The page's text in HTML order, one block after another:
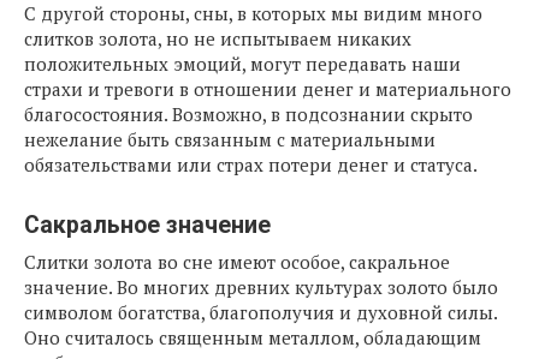
С другой стороны, сны, в которых мы видим много
слитков золота, но не испытываем никаких
положительных эмоций, могут передавать наши
страхи и тревоги в отношении денег и материального
благосостояния. Возможно, в подсознании скрыто
нежелание быть связанным с материальными
обязательствами или страх потери денег и статуса.
Сакральное значение
Слитки золота во сне имеют особое, сакральное
значение. Во многих древних культурах золото было
символом богатства, благополучия и духовной силы.
Оно считалось священным металлом, обладающим